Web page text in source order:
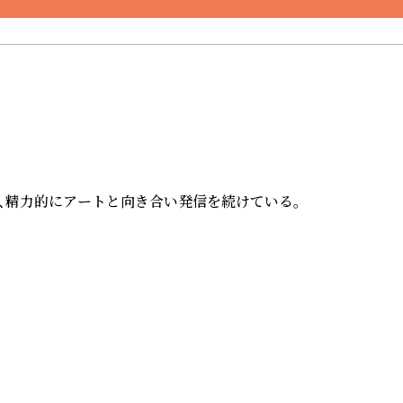
力的にアートと向き合い発信を続けている。